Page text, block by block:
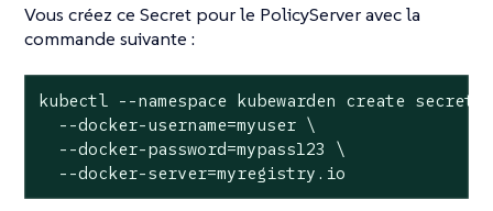
Vous créez ce Secret pour le PolicyServer avec la
commande suivante :
kubectl --namespace kubewarden create
  --docker-username=myuser \
  --docker-password=mypass123 \
  --docker-server=myregistry.io